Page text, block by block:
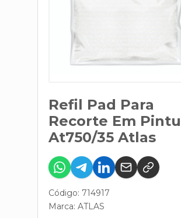
Refil Pad Para
Recorte Em
At750/35 Atlas
Código: 714917
Marca: ATLAS